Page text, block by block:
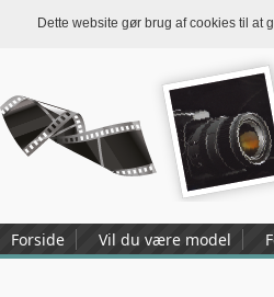
Dette website gør brug af cookies til at
Forside Vil du være model